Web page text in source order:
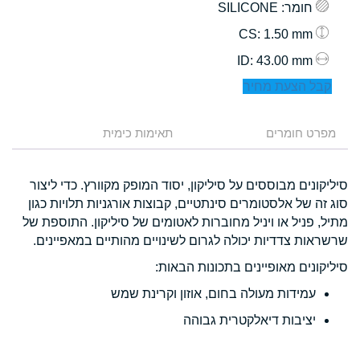
חומר: SILICONE
: 1.50 mm
: 43.00 mm
קבל הצעת מחיר
מפרט חומרים תאימות כימית
סיליקונים מבוססים על סיליקון, יסוד המופק מקוורץ. כדי ליצור
סוג זה של אלסטומרים סינתטיים, קבוצות אורגניות תלויות כגון
מתיל, פניל או ויניל מחוברות לאטומים של סיליקון. התוספת של
שרשראות צדדיות יכולה לגרום לשינויים מהותיים במאפיינים.
סיליקונים מאופיינים בתכונות הבאות:
עמידות מעולה בחום, אוזון וקרינת שמש
יציבות דיאלקטרית גבוהה